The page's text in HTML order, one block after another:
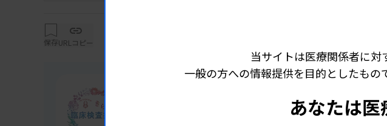
化学に興味を持ち、将来は農業を通して世界中の方々と交流を持って
の役に立ちたいと思っていました。農業と微生物はそこそこつながり
転機は35歳、感染対策チーム（ICT）のリーダーに任命され
保存URLコピー
きらり臨
都第一赤
脳波は“
当サイトは医療関係者に対
一般の方への情報提供を目的としたもの
あなたは医